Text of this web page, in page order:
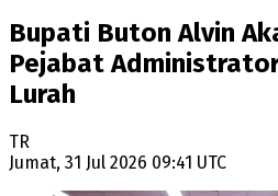
Bupati Buton Alvin
Pejabat
Lurah
TR
Jumat, 31 Jul 2026 09:41 UTC